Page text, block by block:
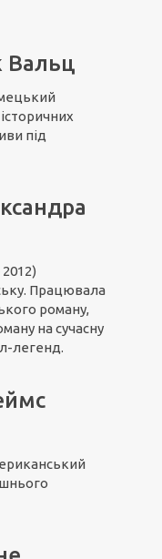
Вальц
під
Працювала
роману,
на сучасну
легенд.